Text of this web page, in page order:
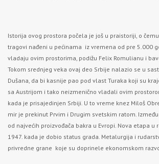
Istorija ovog prostora počela je još u praistoriji, o
tragovi nađeni u pećinama iz vremena od pre 5.000
vladaju ovim prostorima, podižu Felix Romulianu i
Tokom srednjeg veka ovaj deo Srbije nalazio se u
Dušana, da bi kasnije pao pod vlast Turaka koji su
sa Austrijom i tako neizmenično vladali ovim
kada je prisajedinjen Srbiji. U to vreme knez Miloš
mir je prekinut Prvim i Drugim svetskim ratom.
od najvećih proizvođača bakra u Evropi. Nova etapa u
1947. kada je dobio status grada. Metalurgija i
privredne grane koje su doprinele ekonomskom